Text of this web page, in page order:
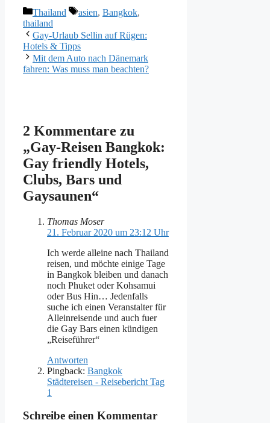
Kategorien
Thailand Schlagwörter
asien, Bangkok,
thailand
Gay-Urlaub Sellin auf Rügen:
Hotels & Tipps
Mit dem Auto nach Dänemark
fahren: Was muss man beachten?
2 Kommentare zu
„Gay-Reisen Bangkok:
Gay friendly Hotels,
Clubs, Bars und
Gaysaunen“
Thomas Moser
21. Februar 2020 um 23:12 Uhr
Ich werde alleine nach Thailand
reisen, und möchte einige Tage
in Bangkok bleiben und danach
noch Phuket oder Kohsamui
oder Bus Hin… Jedenfalls
suche ich einen Veranstalter für
Alleinreisende und auch fuer
die Gay Bars einen kündigen
„Reiseführer“
Antworten
Pingback: Bangkok
Städtereisen - Reisebericht Tag
1
Schreibe einen Kommentar